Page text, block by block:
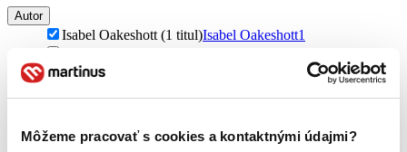
Môžeme pracovať s cookies a kontaktnými údajmi?
Autor
Isabel Oakeshott (1 titul)Isabel Oakeshott1
Vydavateľstvo
Väzba